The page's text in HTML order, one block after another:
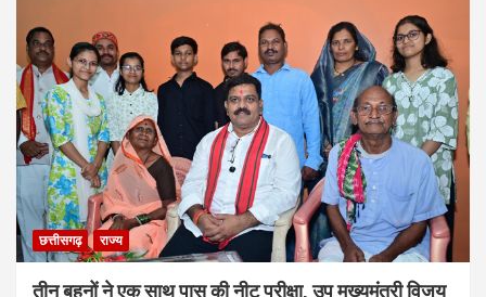
छत्तीसगढ़ राज्य
तीन बहनों ने एक साथ पास की नीट परीक्षा, उप मुख्यमंत्री विजय